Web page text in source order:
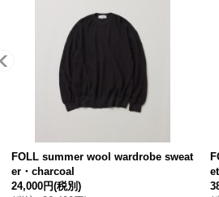
FOLL summer wool wardrobe sweat
er・charcoal
24,000円(税別)